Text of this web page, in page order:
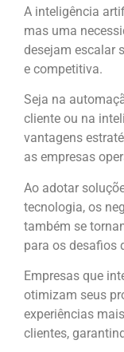
A inteligência
mas uma
desejam escalar
e competitiva.
Seja na
cliente ou na
vantagens
as empresas
Ao adotar
tecnologia, os
também se
para os desafios
Empresas que
otimizam seus
experiências
clientes,